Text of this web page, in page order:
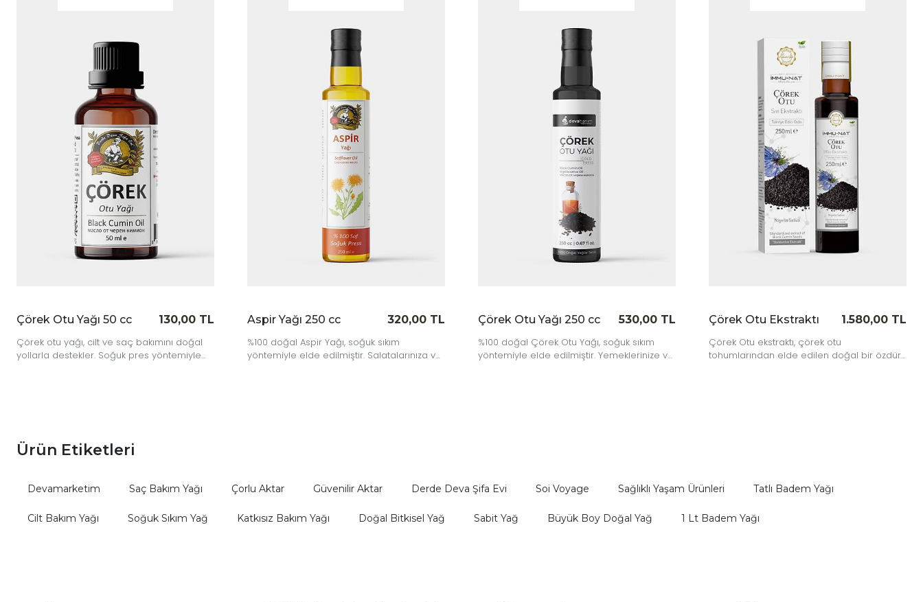
Çörek Otu Yağı 50 cc
130,00 TL
Çörek otu yağı, cilt ve saç bakımını doğal
yollarla destekler. Soğuk pres yöntemiyle
Aspir Yağı 250 cc
320,00 TL
%100 doğal Aspir Yağı, soğuk sıkım
yöntemiyle elde edilmiştir. Salatalarınıza ve
Çörek Otu Yağı 250 cc
530,00 TL
%100 doğal Çörek Otu Yağı, soğuk sıkım
yöntemiyle elde edilmiştir. Yemeklerinize ve
Çörek Otu Ekstraktı
1.580,00 TL
Çörek Otu ekstraktı, çörek otu
tohumlarından elde edilen doğal bir özdür.
Ürün Etiketleri
Devamarketim Saç Bakım Yağı Çorlu Aktar Güvenilir Aktar Derde Deva Şifa Evi Soi Voyage Sağlıklı Yaşam Ürünleri Tatlı Badem Yağı
Cilt Bakım Yağı Soğuk Sıkım Yağ Katkısız Bakım Yağı Doğal Bitkisel Yağ Sabit Yağ Büyük Boy Doğal Yağ 1 Lt Badem Yağı